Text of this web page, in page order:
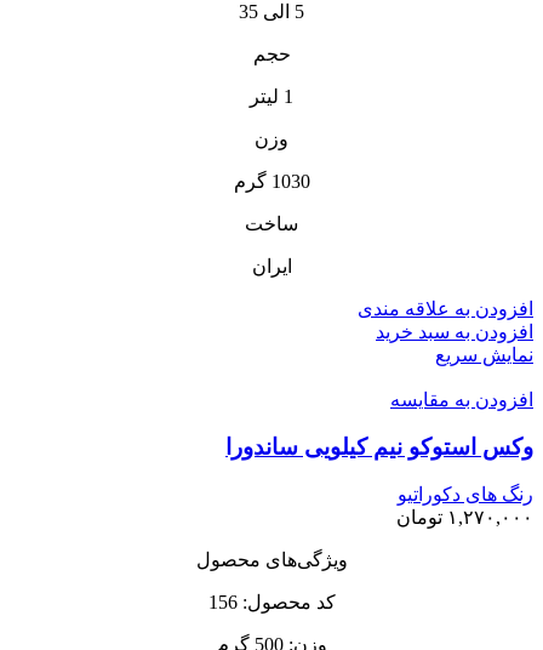
5 الی 35
حجم
1 لیتر
وزن
1030 گرم
ساخت
ایران
افزودن به علاقه مندی
افزودن به سبد خرید
نمایش سریع
افزودن به مقایسه
وکس استوکو نیم کیلویی ساندورا
رنگ های دکوراتیو
۱,۲۷۰,۰۰۰ تومان
ویژگی‌های محصول
کد محصول: 156
وزن: 500 گرم